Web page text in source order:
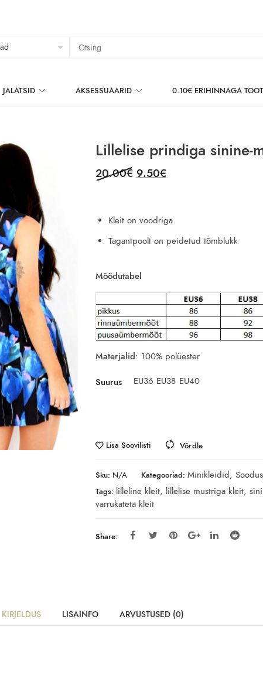
JALATSID AKSESSUAARID 0.10€ ERIHINNAGA
Lillelise prindiga sinine-
20.00€ Original
20.00€.
9.50€
9.50€.
Kleit on voodriga
Tagantpoolt on peidetud tõmblukk
Mõõdutabel
Materjalid: 100% polüester
Suurus EU36 EU38 EU40
Lisa Soovilisti Võrdle
Sku: N/A Kategooriad: Minikleidid, Soodus
Tags: lilleline kleit, lillelise mustriga kleit,
varrukateta kleit
Share:
KIRJELDUS LISAINFO ARVUSTUSED (0)